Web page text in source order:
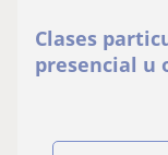
Clases
presencial u